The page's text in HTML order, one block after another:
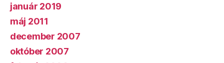
január 2019
máj 2011
december 2007
október 2007